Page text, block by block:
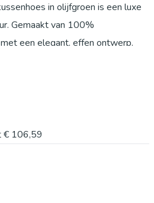
in olijfgroen is een luxe
Gemaakt van 100%
een elegant, effen ontwerp.
van 50 x 75 cm en voorzien van
voegt een moderne touch
of sofa.
€ 106,59